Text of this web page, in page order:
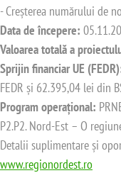
- Creșterea numărului de
Data de începere:
Valoarea totală a
Sprijin financiar UE
FEDR și 62.395,04 lei din
Program operațional:
P2.P2. Nord-Est – O
Detalii suplimentare și
www.regionordest.ro